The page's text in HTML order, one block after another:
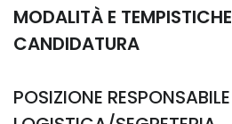
MODALITÀ E
CANDIDATURA
POSIZIONE RESPONSABILE